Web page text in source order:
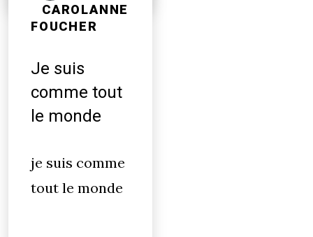
CAROLANNE
FOUCHER
Je suis
comme tout
le monde
je suis comme
tout le monde